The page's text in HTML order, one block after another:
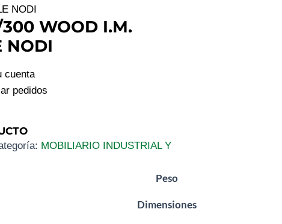
NODI
WOOD I.M.
NODI
cuenta
pedidos
MOBILIARIO INDUSTRIAL Y
Peso
Dimensiones